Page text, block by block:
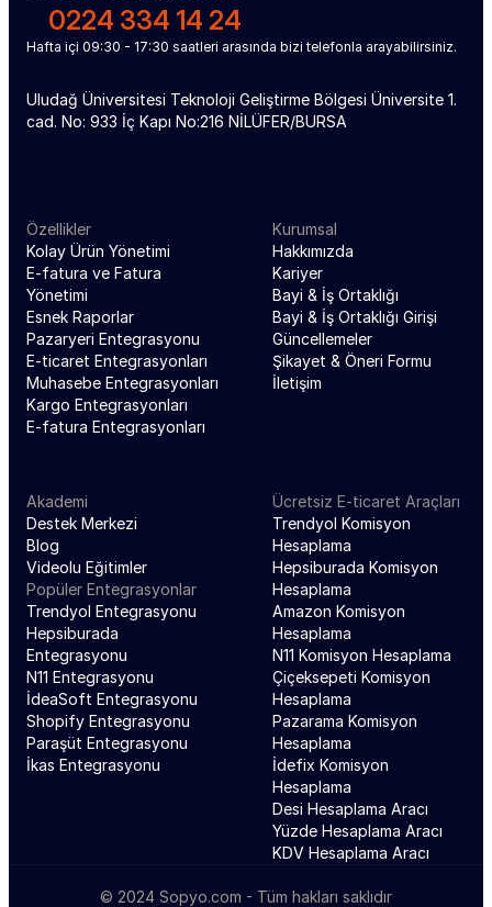
0224 334 14 24
Hafta içi 09:30 - 17:30 saatleri arasında bizi telefonla arayabilirsiniz.
Uludağ Üniversitesi Teknoloji Geliştirme Bölgesi Üniversite 1.
cad. No: 933 İç Kapı No:216 NİLÜFER/BURSA
Özellikler
Kolay Ürün Yönetimi
E-fatura ve Fatura
Yönetimi
Esnek Raporlar
Pazaryeri Entegrasyonu
E-ticaret Entegrasyonları
Muhasebe Entegrasyonları
Kargo Entegrasyonları
E-fatura Entegrasyonları
Kurumsal
Hakkımızda
Kariyer
Bayi & İş Ortaklığı
Bayi & İş Ortaklığı Girişi
Güncellemeler
Şikayet & Öneri Formu
İletişim
Akademi
Destek Merkezi
Blog
Videolu Eğitimler
Popüler Entegrasyonlar
Trendyol Entegrasyonu
Hepsiburada
Entegrasyonu
N11 Entegrasyonu
İdeaSoft Entegrasyonu
Shopify Entegrasyonu
Paraşüt Entegrasyonu
İkas Entegrasyonu
Ücretsiz E-ticaret Araçları
Trendyol Komisyon
Hesaplama
Hepsiburada Komisyon
Hesaplama
Amazon Komisyon
Hesaplama
N11 Komisyon Hesaplama
Çiçeksepeti Komisyon
Hesaplama
Pazarama Komisyon
Hesaplama
İdefix Komisyon
Hesaplama
Desi Hesaplama Aracı
Yüzde Hesaplama Aracı
KDV Hesaplama Aracı
© 2024 Sopyo.com - Tüm hakları saklıdır